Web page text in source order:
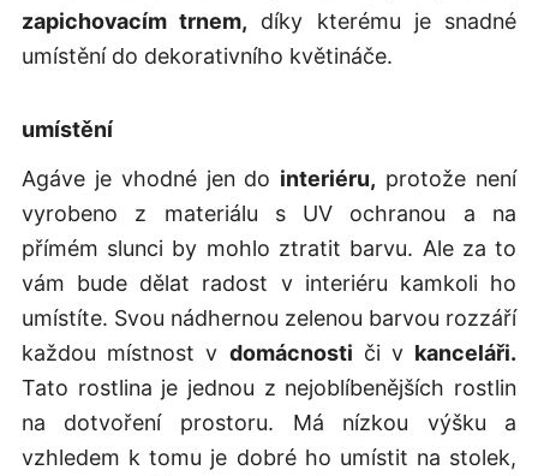
zapichovacím trnem, díky kterému je snadné
umístění do dekorativního květináče.
umístění
Agáve je vhodné jen do interiéru, protože není
vyrobeno z materiálu s UV ochranou a na
přímém slunci by mohlo ztratit barvu. Ale za to
vám bude dělat radost v interiéru kamkoli ho
umístíte. Svou nádhernou zelenou barvou rozzáří
každou místnost v domácnosti či v kanceláři.
Tato rostlina je jednou z nejoblíbenějších rostlin
na dotvoření prostoru. Má nízkou výšku a
vzhledem k tomu je dobré ho umístit na stolek,